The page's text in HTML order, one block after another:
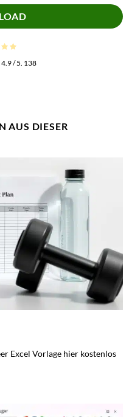
4.9/ 5. 138
AUS DIESER
Excel Vorlage hier kostenlos